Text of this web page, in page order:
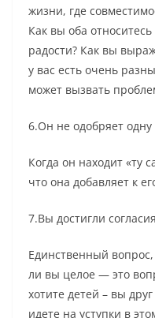
жизни, где
Как вы оба
радости? Как вы
у вас есть очень
может вызвать
6.Он не одобряет
Когда он находит «ту
что она добавляет к
7.Вы достигли
Единственный
ли вы целое — это
хотите детей – вы
идете на уступки в